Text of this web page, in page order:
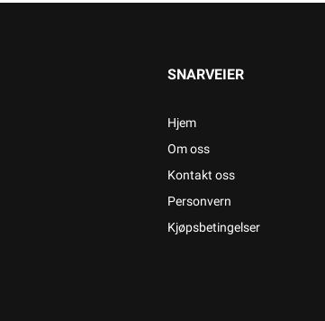
SNARVEIER
Hjem
Om oss
Kontakt oss
Personvern
Kjøpsbetingelser